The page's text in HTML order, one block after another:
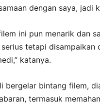
dengan saya, jadi
ini pun menarik dan
tetapi
katanya.
bergelar bintang filem,
termasuk